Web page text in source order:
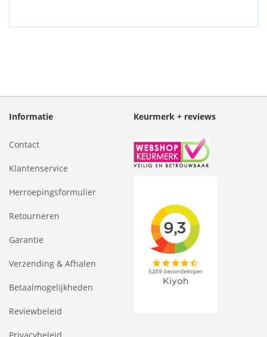
Informatie
Contact
Klantenservice
Herroepingsformulier
Retourneren
Garantie
Verzending & Afhalen
Betaalmogelijkheden
Reviewbeleid
Keurmerk + reviews